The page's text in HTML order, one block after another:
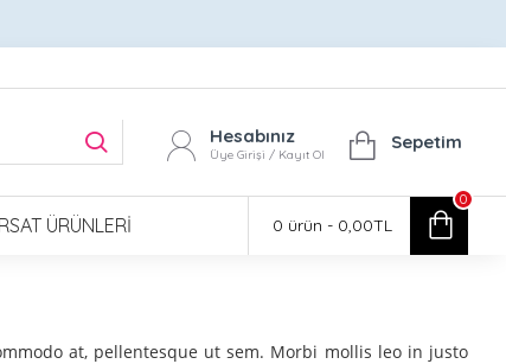
Hesabınız
Üye Girişi / Kayıt Ol
Sepetim
ÜRÜNLERI 0 ürün - 0,00TL
0
at, pellentesque ut sem. Morbi mollis leo in justo